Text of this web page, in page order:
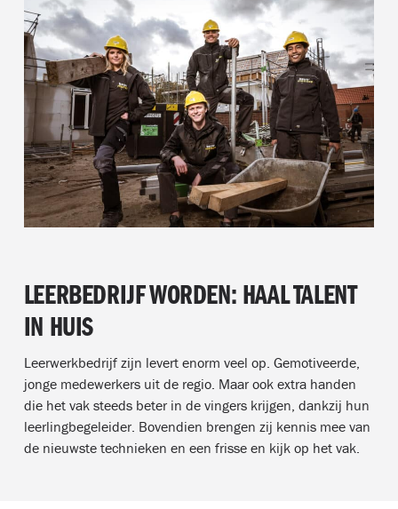
LEERBEDRIJF WORDEN: HAAL TALENT
IN HUIS
Leerwerkbedrijf zijn levert enorm veel op. Gemotiveerde,
jonge medewerkers uit de regio. Maar ook extra handen
die het vak steeds beter in de vingers krijgen, dankzij hun
leerlingbegeleider. Bovendien brengen zij kennis mee van
de nieuwste technieken en een frisse en kijk op het vak.